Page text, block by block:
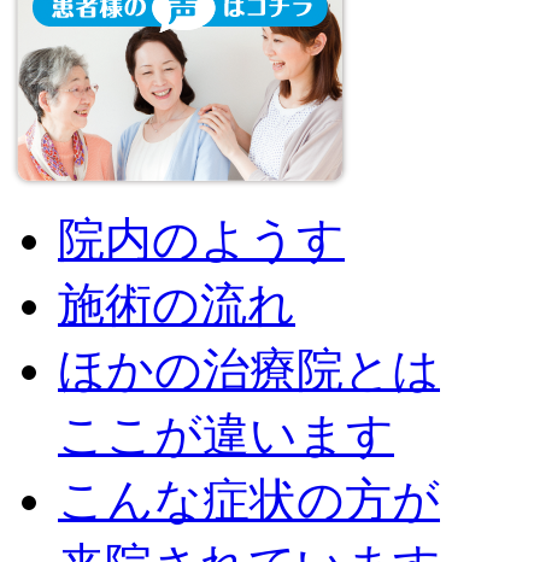
院内のようす
施術の流れ
ほかの治療院とは
ここが違います
こんな症状の方が